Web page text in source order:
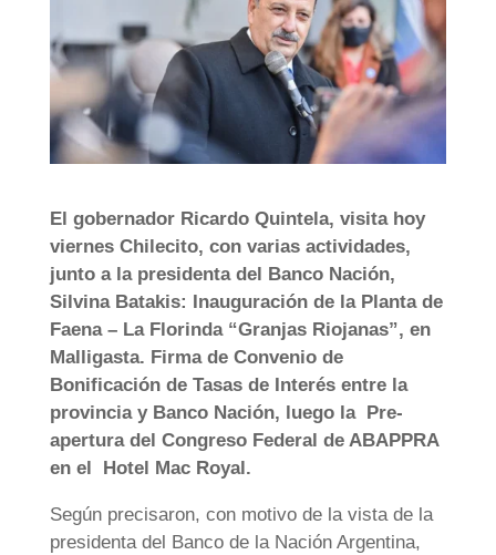
El gobernador Ricardo Quintela, visita hoy
viernes Chilecito, con varias actividades,
junto a la presidenta del Banco Nación,
Silvina Batakis: Inauguración de la Planta de
Faena – La Florinda “Granjas Riojanas”, en
Malligasta. Firma de Convenio de
Bonificación de Tasas de Interés entre la
provincia y Banco Nación, luego la Pre-
apertura del Congreso Federal de ABAPPRA
en el Hotel Mac Royal.
Según precisaron, con motivo de la vista de la
presidenta del Banco de la Nación Argentina,